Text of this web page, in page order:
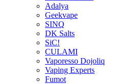
Adalya
Geekvape
SINQ
DK Salts
SiC!
CULAMI
Vaporesso Dojoliq
Vaping Experts
Fumot